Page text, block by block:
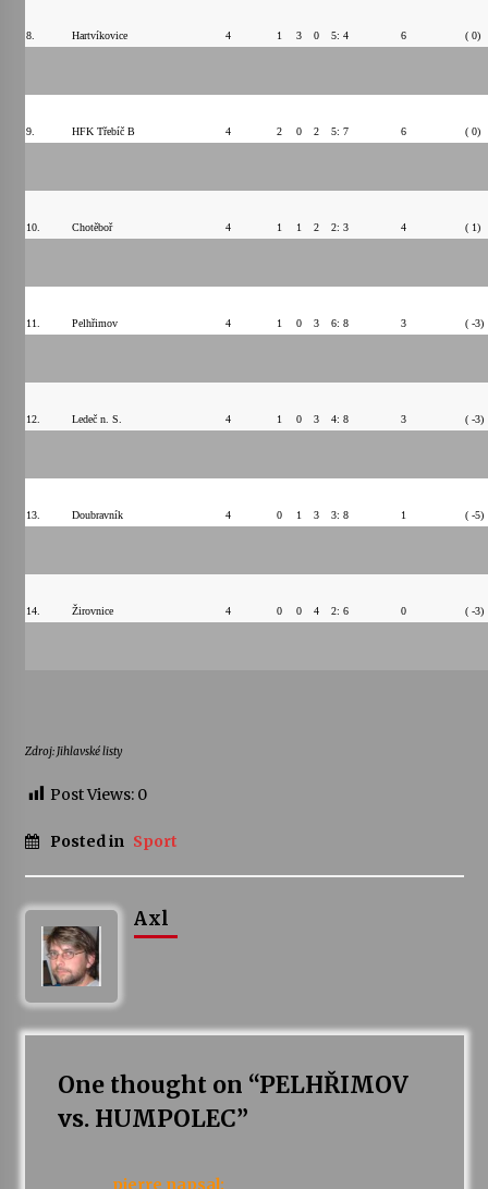
8. Hartvíkovice 4 1 3 0 5: 4 6 ( 0)
9. HFK Třebíč B 4 2 0 2 5: 7 6 ( 0)
10. Chotěboř 4 1 1 2 2: 3 4 ( 1)
11. Pelhřimov 4 1 0 3 6: 8 3 ( -3)
12. Ledeč n. S. 4 1 0 3 4: 8 3 ( -3)
13. Doubravník 4 0 1 3 3: 8 1 ( -5)
14. Žirovnice 4 0 0 4 2: 6 0 ( -3)
Zdroj: Jihlavské listy
Post Views: 0
Posted in Sport
Axl
One thought on “PELHŘIMOV
vs.­ HUMPOLEC”
pierre napsal: